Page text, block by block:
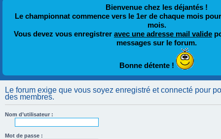
Bienvenue chez les déjantés !
Le championnat commence vers le 1er de chaque mois
mois.
Vous devez vous enregistrer avec une adresse mail valide
messages sur le forum.
Bonne détente !
Le forum exige que vous soyez enregistré et connecté pour
des membres.
Nom d’utilisateur :
Mot de passe :